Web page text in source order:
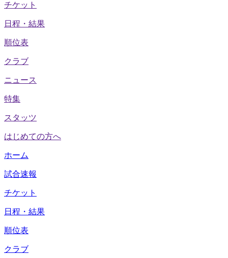
チケット
日程・結果
順位表
クラブ
ニュース
特集
スタッツ
はじめての方へ
ホーム
試合速報
チケット
日程・結果
順位表
クラブ